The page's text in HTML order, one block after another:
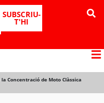
SUBSCRIU-
T'HI
Concentració de Moto Clàssica